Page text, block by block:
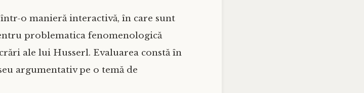
într-o manieră interactivă, în care sunt
problematica fenomenologică
ale lui Husserl. Evaluarea constă în
argumentativ pe o temă de